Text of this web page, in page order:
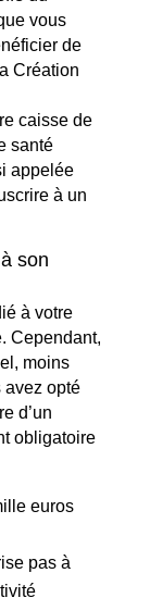
vous
de
Création
caisse de
santé
appelée
à un
son
à votre
Cependant,
moins
avez opté
d’un
obligatoire
euros
pas à